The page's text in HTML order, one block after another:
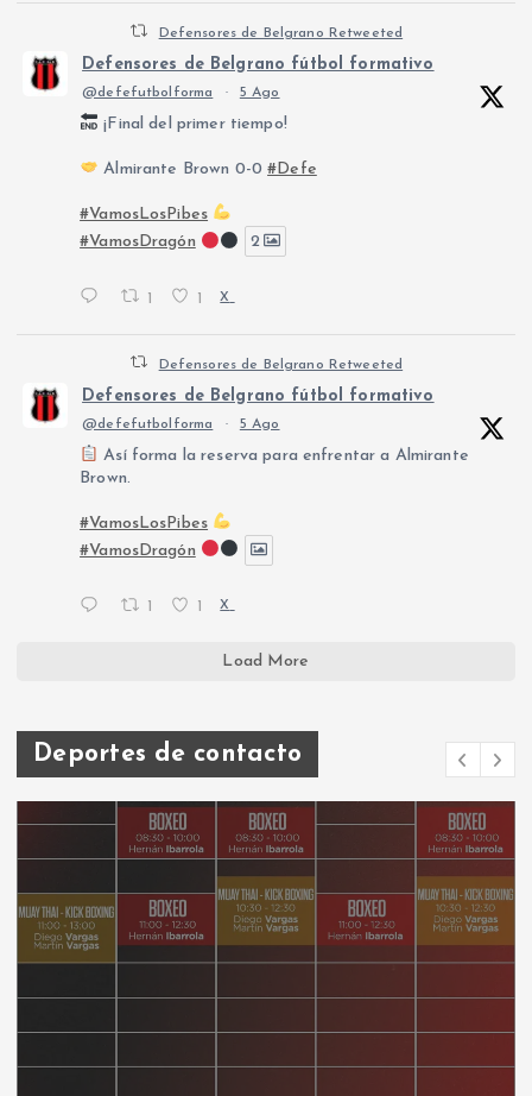
Defensores de Belgrano Retweeted
Defensores de Belgrano fútbol formativo
@defefutbolforma · 5 Ago
¡Final del primer tiempo!
Almirante Brown 0-0#Defe
#VamosLosPibes
#VamosDragón
2
1 1 X
Defensores de Belgrano Retweeted
Defensores de Belgrano fútbol formativo
@defefutbolforma · 5 Ago
Así forma la reserva para enfrentar a Almirante
Brown.
#VamosLosPibes
#VamosDragón
X
Load More
Deportes de contacto